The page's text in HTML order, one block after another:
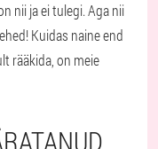
nii ja ei tulegi. Aga nii
Kuidas naine end
rääkida, on meie